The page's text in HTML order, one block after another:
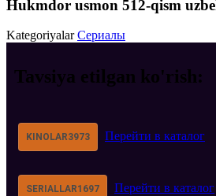
Hukmdor usmon 512-qism
Kategoriyalar Сериалы
Tavsiya etilgan ko'rish:
KINOLAR3973 Перейти в каталог
SERIALLAR1697 Перейти в каталог